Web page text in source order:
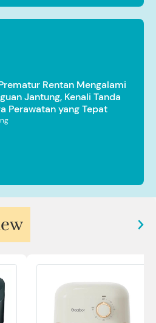
Rentan Mengalami
Jantung, Kenali Tanda
Perawatan yang Tepat